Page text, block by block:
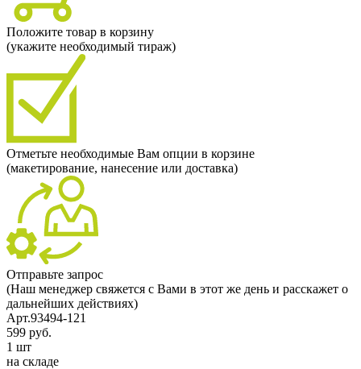
Положите товар в корзину
(укажите необходимый тираж)
Отметьте необходимые Вам опции в корзине
(макетирование, нанесение или доставка)
Отправьте запрос
(Наш менеджер свяжется с Вами в этот же день и расскажет о
дальнейших действиях)
Арт.93494-121
599 руб.
1 шт
на складе